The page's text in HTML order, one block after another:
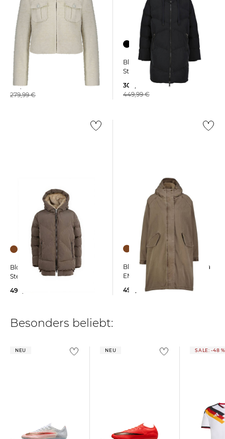
Blonde No.8 | Damen
Kurzblazer
139,99 €
279,99 €
Blonde No.8 | Damen
Steppjacke OPERAH
309,99 €
449,99 €
Blonde No.8 | Damen
Steppjacke FROST
499,99 €
Blonde No.8 | Damen Parka
EMMA
499,99 €
Besonders beliebt:
NEU NEU SALE: -48 %